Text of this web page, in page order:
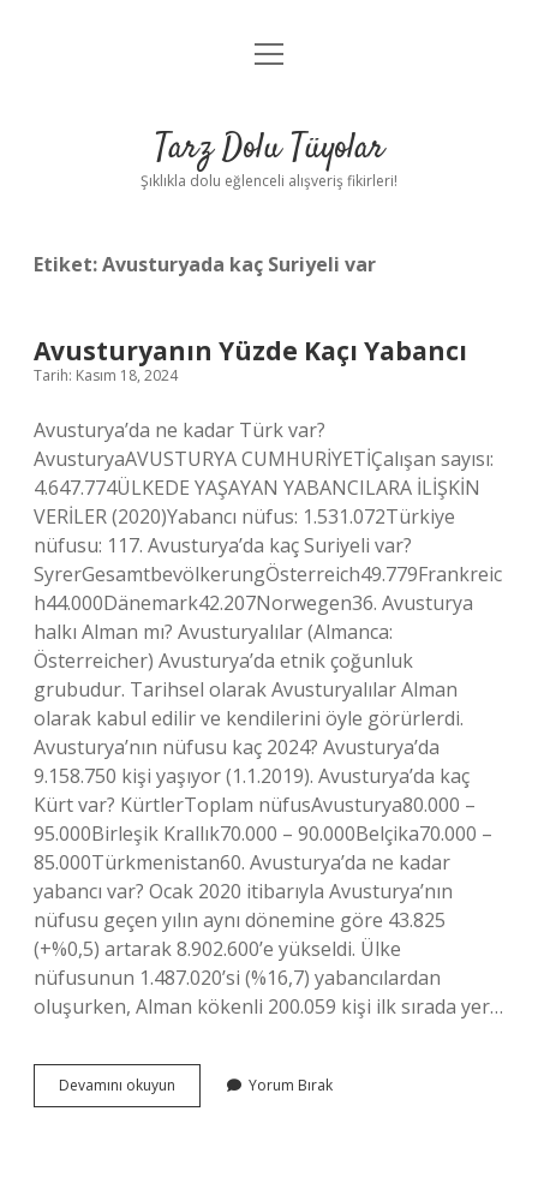
Anasayfa
Yasal Uyarı
menüyü
Tarz Dolu Tüyolar
Şıklıkla dolu eğlenceli alışveriş fikirleri!
Etiket:Avusturyada kaç Suriyeli var
Avusturyanın Yüzde Kaçı Yabancı
Tarih: Kasım 18, 2024
Avusturya’da ne kadar Türk var?
AvusturyaAVUSTURYA CUMHURİYETİÇalışan sayısı:
4.647.774ÜLKEDE YAŞAYAN YABANCILARA İLİŞKİN
VERİLER (2020)Yabancı nüfus: 1.531.072Türkiye
nüfusu: 117. Avusturya’da kaç Suriyeli var?
SyrerGesamtbevölkerungÖsterreich49.779Frankreic
h44.000Dänemark42.207Norwegen36. Avusturya
halkı Alman mı? Avusturyalılar (Almanca:
Österreicher) Avusturya’da etnik çoğunluk
grubudur. Tarihsel olarak Avusturyalılar Alman
olarak kabul edilir ve kendilerini öyle görürlerdi.
Avusturya’nın nüfusu kaç 2024? Avusturya’da
9.158.750 kişi yaşıyor (1.1.2019). Avusturya’da kaç
Kürt var? KürtlerToplam nüfusAvusturya80.000 –
95.000Birleşik Krallık70.000 – 90.000Belçika70.000 –
85.000Türkmenistan60. Avusturya’da ne kadar
yabancı var? Ocak 2020 itibarıyla Avusturya’nın
nüfusu geçen yılın aynı dönemine göre 43.825
(+%0,5) artarak 8.902.600’e yükseldi. Ülke
nüfusunun 1.487.020’si (%16,7) yabancılardan
oluşurken, Alman kökenli 200.059 kişi ilk sırada yer…
Devamını okuyun Avusturyanın
Yüzde
Yorum Bırak